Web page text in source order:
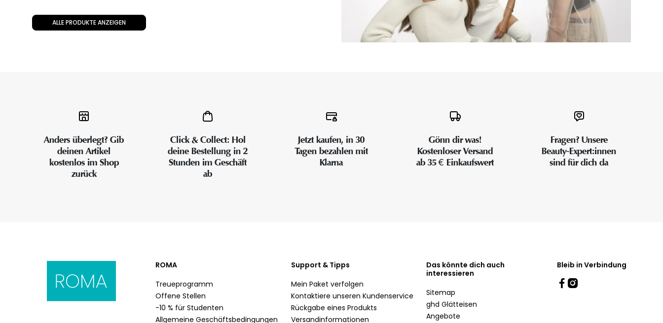
ALLE PRODUKTE ANZEIGEN
Anders überlegt? Gib
deinen Artikel
kostenlos im Shop
zurück
Click & Collect: Hol
deine Bestellung in 2
Stunden im Geschäft
ab
Jetzt kaufen, in 30
Tagen bezahlen mit
Klarna
Gönn dir was!
Kostenloser Versand
ab 35 € Einkaufswert
Fragen? Unsere
Beauty-Expert:innen
sind für dich da
ROMA
Treueprogramm
Offene Stellen
-10 % für Studenten
Allgemeine Geschäftsbedingungen
Support & Tipps
Mein Paket verfolgen
Kontaktiere unseren Kundenservice
Rückgabe eines Produkts
Versandinformationen
Das könnte dich auch
interessieren
Sitemap
ghd Glätteisen
Angebote
Bleib in Verbindung